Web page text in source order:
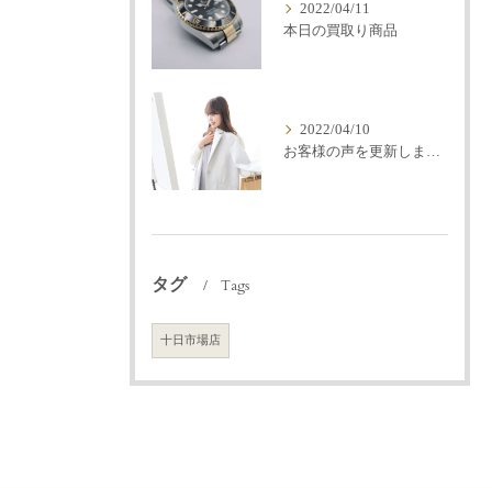
2022/04/11
本日の買取り商品
2022/04/10
お客様の声を更新しました
タグ Tags
十日市場店